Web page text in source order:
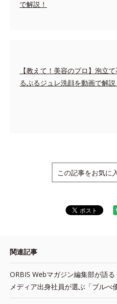
で解説！
【教えて！美容のプロ】泡立
るぷるジュレ洗顔を動画で解説
この記事をお気に
関連記事
ORBIS Webマガジン編集部が語
メディア出身社員が選ぶ「ブルべ